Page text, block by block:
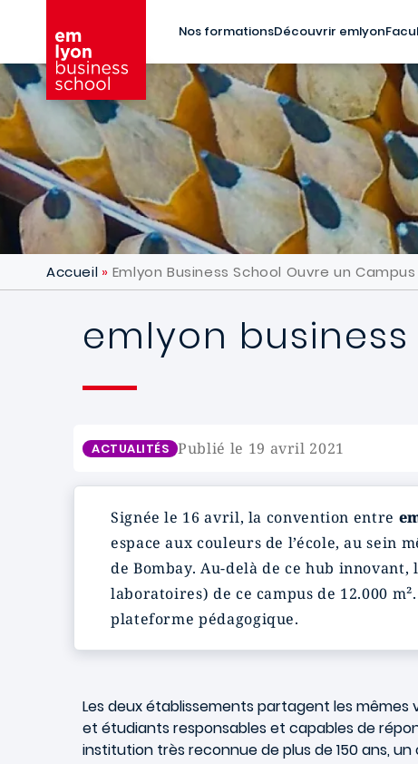
Nos formationsDécouvrir emlyon
Accueil Emlyon Business School Ouvre un
emlyon
ACTUALITÉS Publié le 19 avril 2021
Signée le 16 avril, la convention entre
espace aux couleurs de l’école, au sein
de Bombay. Au-delà de ce hub
laboratoires) de ce campus de 12.000
plateforme pédagogique.
Les deux établissements partagent les mêmes
et étudiants responsables et capables de
institution très reconnue de plus de 150 ans,